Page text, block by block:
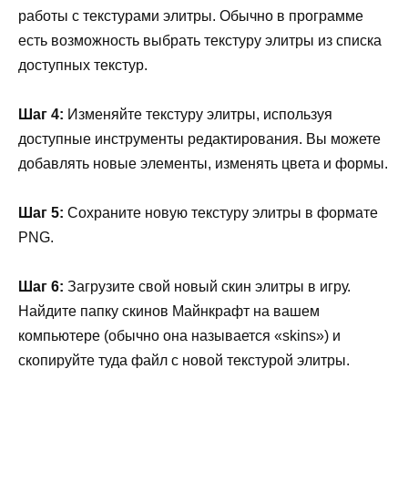
работы с текстурами элитры. Обычно в программе
есть возможность выбрать текстуру элитры из списка
доступных текстур.
Шаг 4: Изменяйте текстуру элитры, используя
доступные инструменты редактирования. Вы можете
добавлять новые элементы, изменять цвета и формы.
Шаг 5: Сохраните новую текстуру элитры в формате
PNG.
Шаг 6: Загрузите свой новый скин элитры в игру.
Найдите папку скинов Майнкрафт на вашем
компьютере (обычно она называется «skins») и
скопируйте туда файл с новой текстурой элитры.